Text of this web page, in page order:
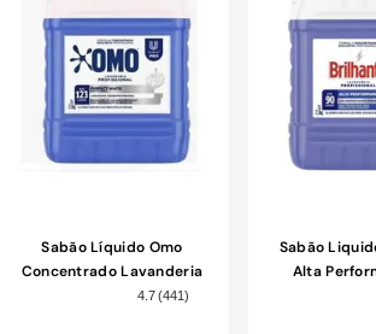
Sabão Líquido Omo
Concentrado Lavanderia
Profissional Perfect White
4.7 (441)
Sabão
Alta